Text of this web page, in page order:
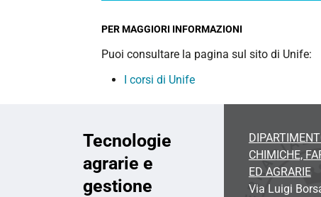
PER MAGGIORI INFORMAZIONI
Puoi consultare la pagina sul sito di Unife:
I corsi di Unife
Tecnologie
agrarie e
gestione
CHIMICHE,
ED AGRARIE
Via Luigi